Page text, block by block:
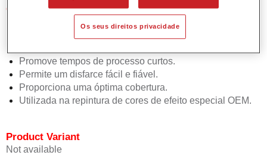
Características do produto
Simples e rápido de aplicar.
Promove tempos de processo curtos.
Permite um disfarce fácil e fiável.
Proporciona uma óptima cobertura.
Utilizada na repintura de cores de efeito especial OEM.
Product Variant
Not available
Os seus direitos privacidade